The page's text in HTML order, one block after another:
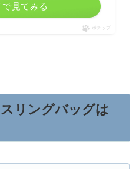
で見てみる
ポチップ
リングバッグは